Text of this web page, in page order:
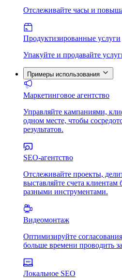
Отслеживайте часы и
Продуктизированные услуги
Упакуйте и продавайте
Примеры использования
Маркетинговое агентство
Управляйте кампаниями,
одном месте, чтобы
результатов.
SEO-агентство
Отслеживайте проекты,
выставляйте счета
разными инструментами.
Видеомонтаж
Оптимизируйте
больше времени проводить
Локальное SEO